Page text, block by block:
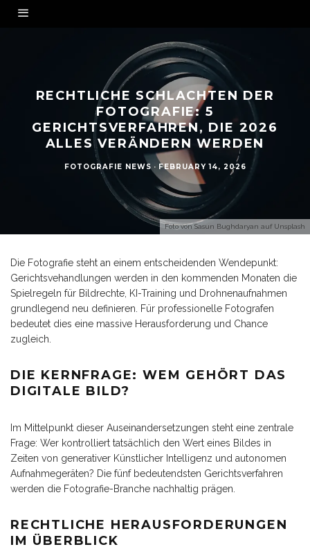
Foto von Sasun Bughdaryan auf Unsplash
RECHTLICHE SCHLACHTEN DER
FOTOGRAFIE: 5
GERICHTSVERFAHREN, DIE 2026
ALLES VERÄNDERN WERDEN
FOTOGRAFIE NEWS · FEBRUARY 14, 2026
Die Fotografie steht an einem entscheidenden Wendepunkt:
Gerichtsvehandlungen werden in den kommenden Monaten die
Spielregeln für Bildrechte, KI-Training und Drohnenaufnahmen
grundlegend neu definieren. Für professionelle Fotografen
bedeutet dies eine massive Herausforderung und Chance
zugleich.
DIE KERNFRAGE: WEM GEHÖRT DAS
DIGITALE BILD?
Im Mittelpunkt dieser Auseinandersetzungen steht eine zentrale
Frage: Wer kontrolliert tatsächlich den Wert eines Bildes in
Zeiten von generativer Künstlicher Intelligenz und autonomen
Aufnahmegeräten? Die fünf bedeutendsten Gerichtsverfahren
werden die Fotografie-Branche nachhaltig prägen.
RECHTLICHE HERAUSFORDERUNGEN
IM ÜBERBLICK